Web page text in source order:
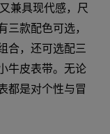
兼具现代感，尺
款配色可选，
合，还可选配三
牛皮表带。无论
都是对个性与冒